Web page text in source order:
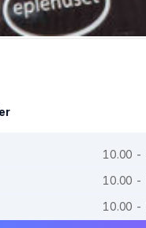
10.00 -
10.00 -
10.00 -